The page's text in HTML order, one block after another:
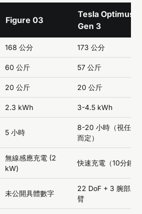
Figure 03
Tesla Optimus
Gen 3
168 公分 173 公分
60 公斤 57 公斤
20 公斤 20 公斤
2.3 kWh 3-4.5 kWh
5 小時
8-20 小時（視任務
而定）
無線感應充電 (2
kW)
快速充電（10分鐘）
未公開具體數字
22 DoF + 3 腕部/前
臂